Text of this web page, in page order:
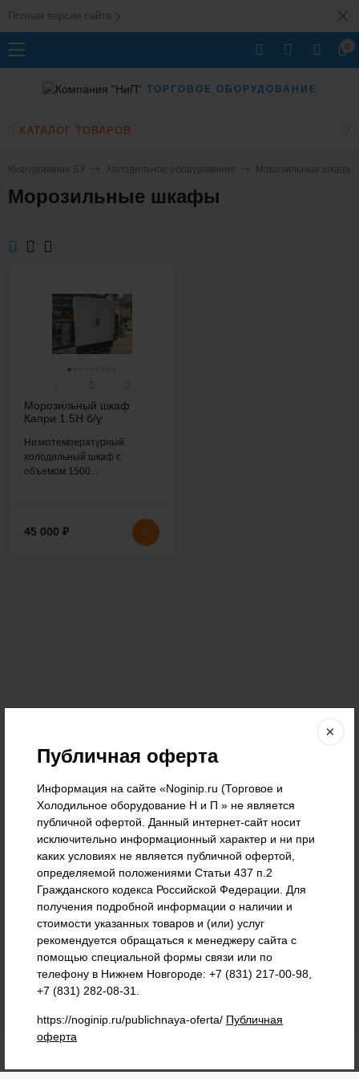
Публичная оферта
Информация на сайте «Noginip.ru (Торговое и
Холодильное оборудование Н и П » не является
публичной офертой. Данный интернет-сайт носит
исключительно информационный характер и ни при
каких условиях не является публичной офертой,
определяемой положениями Статьи 437 п.2
Гражданского кодекса Российской Федерации. Для
получения подробной информации о наличии и
стоимости указанных товаров и (или) услуг
рекомендуется обращаться к менеджеру сайта с
помощью специальной формы связи или по
телефону в Нижнем Новгороде: +7 (831) 217-00-98,
+7 (831) 282-08-31.
https://noginip.ru/publichnaya-oferta/ Публичная
оферта
×
Полная версия сайта
ТОРГОВОЕ ОБОРУДОВАНИЕ
КАТАЛОГ ТОВАРОВ
Оборудование БУ Холодильное оборудование Морозильные шкафы
Морозильные шкафы
Морозильный шкаф
Капри 1.5Н б/у
Низкотемпературный
холодильный шкаф с
объемом 1500...
45 000 ₽
+7 (831) 217-00-98
г. Нижний Новгород, ул. Нартова д.6 корп. 2.
Nogser@yandex.ru Пн-Пт 09:00—17:00
Мы в соц.сетях